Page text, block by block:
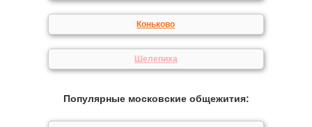
Коньково
Шелепиха
Популярные московские общежития: